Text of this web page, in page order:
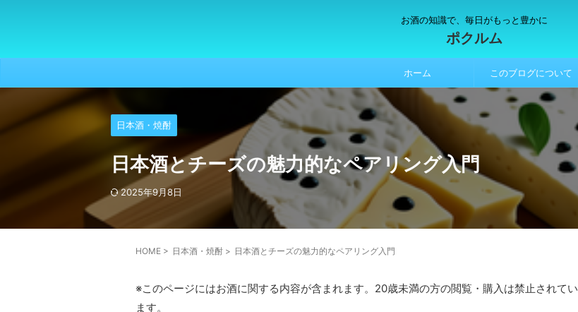
お酒の知識で、毎日がもっと豊かに
ポクルム
ホーム このブログについて
日本酒・焼酎
日本酒とチーズの魅力的なペアリング入門
2025年9月8日
HOME > 日本酒・焼酎 > 日本酒とチーズの魅力的なペアリング入門
※このページにはお酒に関する内容が含まれます。20歳未満の方の閲覧・購入は禁止されてい
ます。